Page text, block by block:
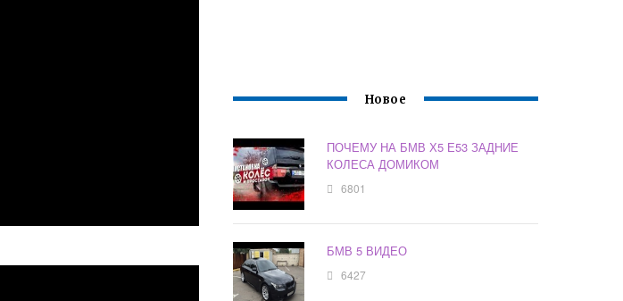
Новое
ПОЧЕМУ НА БМВ Х5 Е53 ЗАДНИЕ
КОЛЕСА ДОМИКОМ
6801
БМВ 5 ВИДЕО
6427